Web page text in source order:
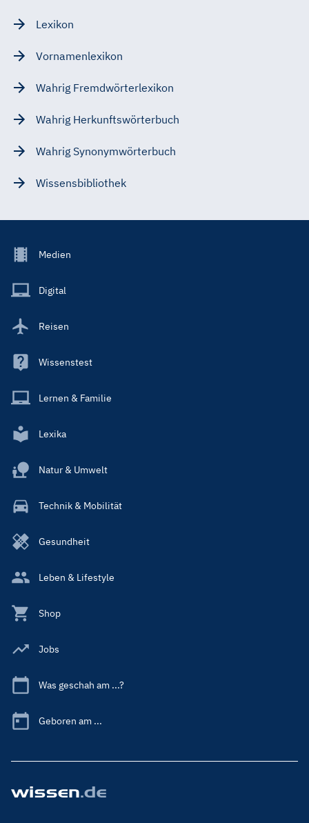
Lexikon
Vornamenlexikon
Wahrig Fremdwörterlexikon
Wahrig Herkunftswörterbuch
Wahrig Synonymwörterbuch
Wissensbibliothek
Footer
Main
Medien
Digital
Reisen
Wissenstest
Lernen & Familie
Lexika
Natur & Umwelt
Technik & Mobilität
Gesundheit
Leben & Lifestyle
Shop
Jobs
Was geschah am ...?
Geboren am ...